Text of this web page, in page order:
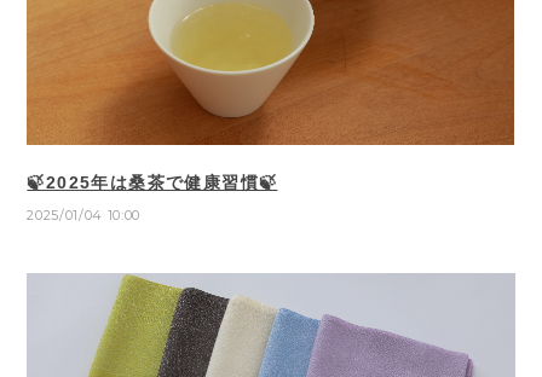
🍃2025年は桑茶で健康習慣🍃
2025/01/04 10:00